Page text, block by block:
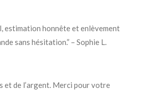
estimation honnête et enlèvement
sans hésitation.” – Sophie L.
et de l’argent. Merci pour votre